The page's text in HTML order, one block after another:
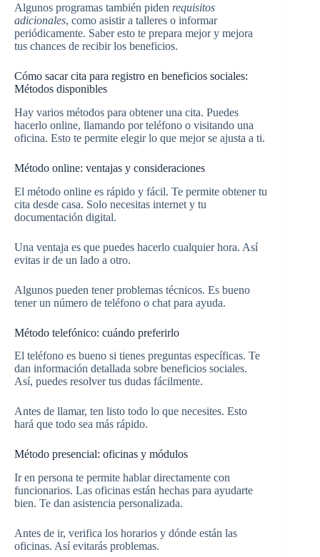
Algunos programas también piden requisitos
adicionales, como asistir a talleres o informar
periódicamente. Saber esto te prepara mejor y mejora
tus chances de recibir los beneficios.
Cómo sacar cita para registro en beneficios sociales:
Métodos disponibles
Hay varios métodos para obtener una cita. Puedes
hacerlo online, llamando por teléfono o visitando una
oficina. Esto te permite elegir lo que mejor se ajusta a ti.
Método online: ventajas y consideraciones
El método online es rápido y fácil. Te permite obtener tu
cita desde casa. Solo necesitas internet y tu
documentación digital.
Una ventaja es que puedes hacerlo cualquier hora. Así
evitas ir de un lado a otro.
Algunos pueden tener problemas técnicos. Es bueno
tener un número de teléfono o chat para ayuda.
Método telefónico: cuándo preferirlo
El teléfono es bueno si tienes preguntas específicas. Te
dan información detallada sobre beneficios sociales.
Así, puedes resolver tus dudas fácilmente.
Antes de llamar, ten listo todo lo que necesites. Esto
hará que todo sea más rápido.
Método presencial: oficinas y módulos
Ir en persona te permite hablar directamente con
funcionarios. Las oficinas están hechas para ayudarte
bien. Te dan asistencia personalizada.
Antes de ir, verifica los horarios y dónde están las
oficinas. Así evitarás problemas.